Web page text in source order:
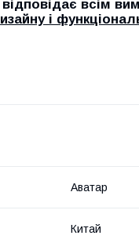
всім
і
Аватар
Китай